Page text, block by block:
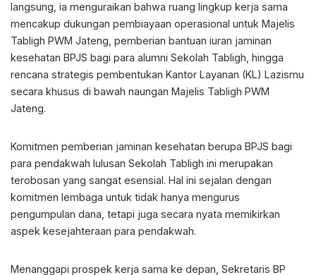
langsung, ia menguraikan bahwa ruang lingkup kerja sama
mencakup dukungan pembiayaan operasional untuk Majelis
Tabligh PWM Jateng, pemberian bantuan iuran jaminan
kesehatan BPJS bagi para alumni Sekolah Tabligh, hingga
rencana strategis pembentukan Kantor Layanan (KL) Lazismu
secara khusus di bawah naungan Majelis Tabligh PWM
Jateng.
Komitmen pemberian jaminan kesehatan berupa BPJS bagi
para pendakwah lulusan Sekolah Tabligh ini merupakan
terobosan yang sangat esensial. Hal ini sejalan dengan
komitmen lembaga untuk tidak hanya mengurus
pengumpulan dana, tetapi juga secara nyata memikirkan
aspek kesejahteraan para pendakwah.
Menanggapi prospek kerja sama ke depan, Sekretaris BP